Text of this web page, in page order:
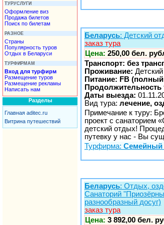
ТУРУСЛУГИ
Оформление виз
Продажа билетов
Поиск по билетам
РАЗНОЕ
Страны
Популярность туров
Отдых в Беларуси
ТУРФИРМАМ
Вход для турфирм
Размещение туров
Размещение рекламы
Написать нам
Разделы
Главная aditec.ru
Витрина путешествий
Беларусь: Детский
заказ тура
Цена: 250,00 бел.
Транспорт: без
Проживание:
Питание: FB
Продолжительность
Даты выезда:
Вид тура: лечение,
Примечание к туру:
проект с санаторием
детский отдых!
путевку у нас - Вы
Турфирма:
Беларусь: Отдых,
Санаторий
разнообразный досуг)
заказ тура
Цена: 3 892,00 бел.